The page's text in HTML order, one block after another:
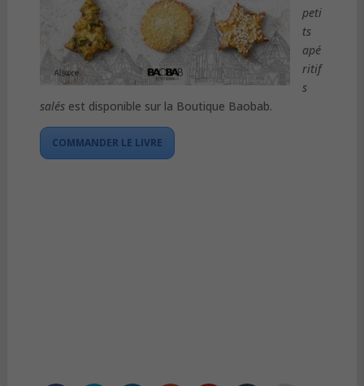
peti
ts
apé
ritif
s
salésest disponible sur la Boutique Baobab.
COMMANDER LE LIVRE